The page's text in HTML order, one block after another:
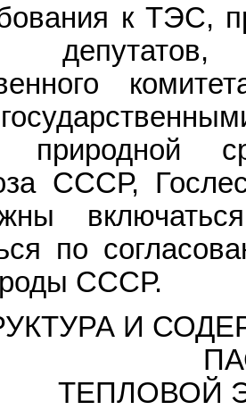
к ТЭС,
природной
СССР,
по
СССР.
И
ТЕПЛОВОЙ